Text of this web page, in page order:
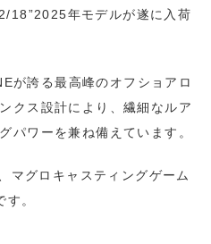
18”2025年モデルが遂に入荷
が誇る最高峰のオフショアロ
クス設計により、繊細なルア
パワーを兼ね備えています。
マグロキャスティングゲーム
。